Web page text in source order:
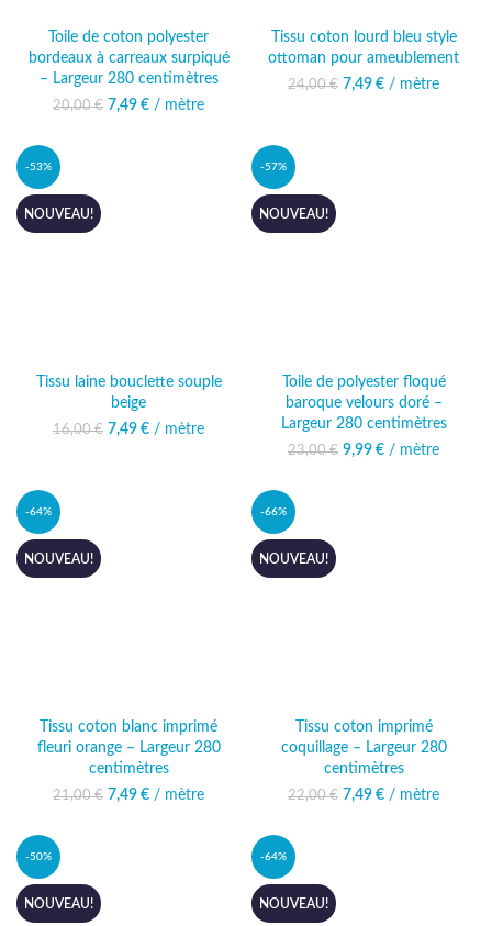
Toile de coton polyester
bordeaux à carreaux surpiqué
– Largeur 280 centimètres
20,00€ Le prix initial était :
7,49 € Le prix actuel
/ mètre
Tissu coton lourd bleu style
ottoman pour ameublement
24,00€ Le prix initial était :
7,49 € Le prix actuel
/ mètre
-53%
NOUVEAU!
Tissu laine bouclette souple
beige
16,00€ Le prix initial était :
7,49 € Le prix actuel
/ mètre
-57%
NOUVEAU!
Toile de polyester floqué
baroque velours doré –
Largeur 280 centimètres
23,00€ Le prix initial était :
9,99 € Le prix actuel
/ mètre
-64%
NOUVEAU!
Tissu coton blanc imprimé
fleuri orange – Largeur 280
centimètres
21,00€ Le prix initial était :
7,49 € Le prix actuel
/ mètre
-66%
NOUVEAU!
Tissu coton imprimé
coquillage – Largeur 280
centimètres
22,00€ Le prix initial était :
7,49 € Le prix actuel
/ mètre
-50%
NOUVEAU!
-64%
NOUVEAU!